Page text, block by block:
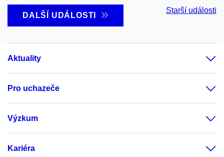
DALŠÍ UDÁLOSTI
Starší události
Aktuality
Pro uchazeče
Výzkum
Kariéra